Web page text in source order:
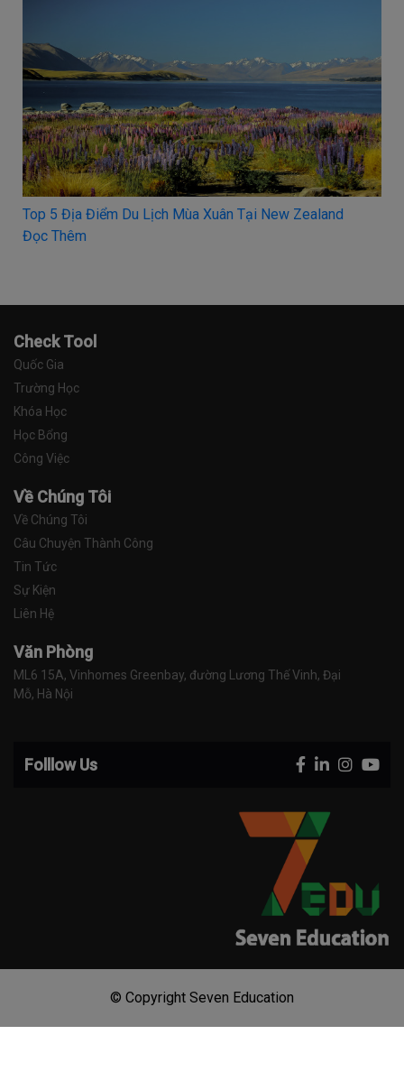
Top 5 Địa Điểm Du Lịch Mùa Xuân Tại New Zealand
Đọc Thêm
Check Tool
Quốc Gia
Trường Học
Khóa Học
Học Bổng
Công Việc
Về Chúng Tôi
Về Chúng Tôi
Câu Chuyện Thành Công
Tin Tức
Sự Kiện
Liên Hệ
Văn Phòng
ML6 15A, Vinhomes Greenbay, đường Lương Thế Vinh, Đại
Mỗ, Hà Nội
Folllow Us
© Copyright Seven Education